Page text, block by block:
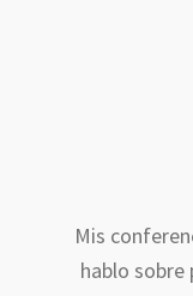
Mis
hablo